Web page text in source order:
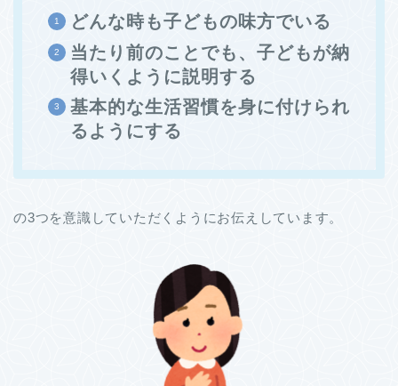
どんな時も子どもの味方でいる
当たり前のことでも、子どもが納
得いくように説明する
基本的な生活習慣を身に付けられ
るようにする
の3つを意識していただくようにお伝えしています。